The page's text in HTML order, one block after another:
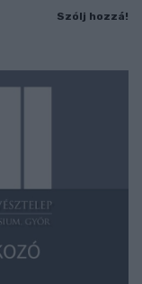
Szólj hozzá!